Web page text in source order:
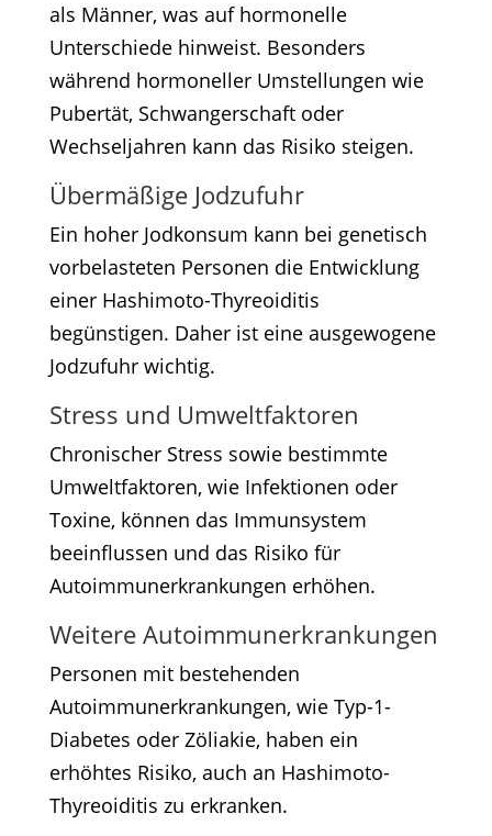
als Männer, was auf hormonelle
Unterschiede hinweist. Besonders
während hormoneller Umstellungen wie
Pubertät, Schwangerschaft oder
Wechseljahren kann das Risiko steigen.​
Übermäßige Jodzufuhr
Ein hoher Jodkonsum kann bei genetisch
vorbelasteten Personen die Entwicklung
einer Hashimoto-Thyreoiditis
begünstigen. Daher ist eine ausgewogene
Jodzufuhr wichtig.​
Stress und Umweltfaktoren
Chronischer Stress sowie bestimmte
Umweltfaktoren, wie Infektionen oder
Toxine, können das Immunsystem
beeinflussen und das Risiko für
Autoimmunerkrankungen erhöhen.​
Weitere Autoimmunerkrankungen
Personen mit bestehenden
Autoimmunerkrankungen, wie Typ-1-
Diabetes oder Zöliakie, haben ein
erhöhtes Risiko, auch an Hashimoto-
Thyreoiditis zu erkranken.​